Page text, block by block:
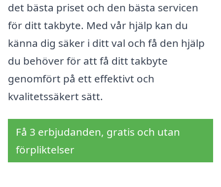
det bästa priset och den bästa servicen
för ditt takbyte. Med vår hjälp kan du
känna dig säker i ditt val och få den hjälp
du behöver för att få ditt takbyte
genomfört på ett effektivt och
kvalitetssäkert sätt.
Få 3 erbjudanden, gratis och utan
förpliktelser